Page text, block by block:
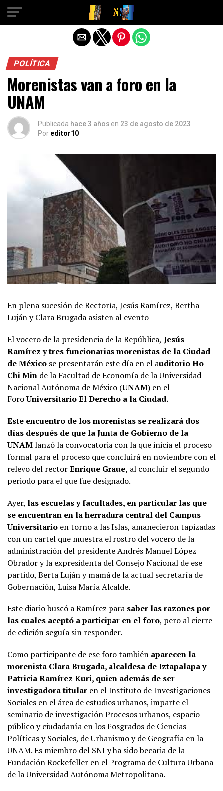
POLÍTICA
Morenistas van a foro en la
UNAM
Publicada hace 3 años en 23 de agosto de 2023
Por editor10
En plena sucesión de Rectoría, Jesús Ramírez, Bertha
Luján y Clara Brugada asisten al evento
El vocero de la presidencia de la República, Jesús
Ramírez y tres funcionarias morenistas de la Ciudad
de México se presentarán este día en el auditorio Ho
Chi Min de la Facultad de Economía de la Universidad
Nacional Autónoma de México (UNAM) en el
ForoUniversitario El Derecho a la Ciudad.
Este encuentro de los morenistas se realizará dos
días después de que la Junta de Gobierno de la
UNAMlanzó la convocatoria con la que inicia el proceso
formal para el proceso que concluirá en noviembre con el
relevo del rectorEnrique Graue, al concluir el segundo
periodo para el que fue designado.
Ayer, las escuelas y facultades, en particular las que
se encuentran en la herradura central del Campus
Universitario en torno a las Islas, amanecieron tapizadas
con un cartel que muestra el rostro del vocero de la
administración del presidente Andrés Manuel López
Obrador y la expresidenta del Consejo Nacional de ese
partido, Berta Luján y mamá de la actual secretaría de
Gobernación, Luisa María Alcalde.
Este diario buscó a Ramírez para saber las razones por
las cuales aceptó a participar en el foro, pero al cierre
de edición seguía sin responder.
Como participante de ese foro también aparecen la
morenista Clara Brugada, alcaldesa de Iztapalapa y
Patricia Ramírez Kuri, quien además de ser
investigadora titular en el Instituto de Investigaciones
Sociales en el área de estudios urbanos, imparte el
seminario de investigación Procesos urbanos, espacio
público y ciudadanía en los Posgrados de Ciencias
Políticas y Sociales, de Urbanismo y de Geografía en la
UNAM. Es miembro del SNI y ha sido becaria de la
Fundación Rockefeller en el Programa de Cultura Urbana
de la Universidad Autónoma Metropolitana.
Salir de la versión móvil